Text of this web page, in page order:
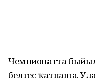
Чемпионатта
белгес ҡатнаша.